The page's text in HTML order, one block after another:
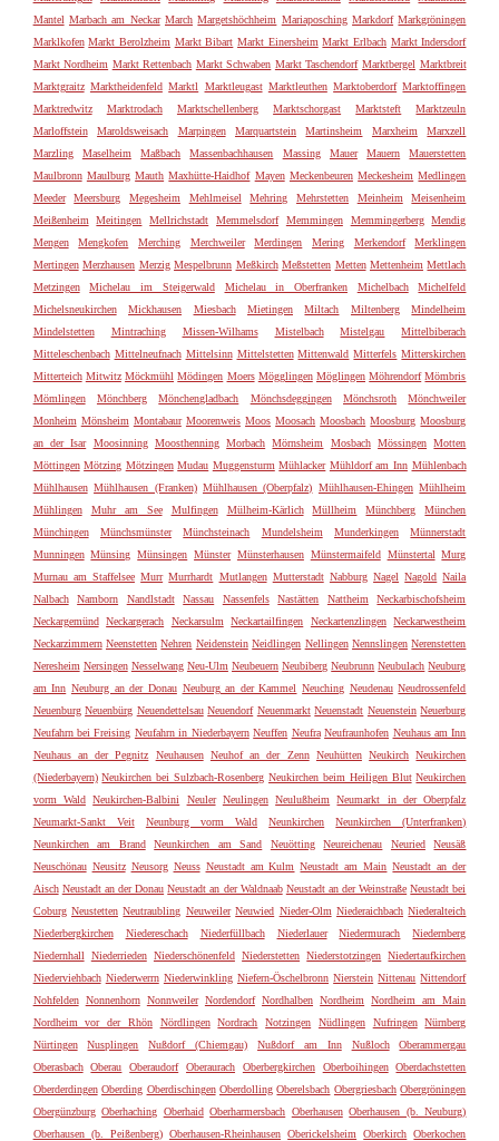
Mantel Marbach am Neckar March Margetshöchheim Mariaposching Markdorf Markgröningen
Marklkofen Markt Berolzheim Markt Bibart Markt Einersheim Markt Erlbach Markt Indersdorf
Markt Nordheim Markt Rettenbach Markt Schwaben Markt Taschendorf Marktbergel Marktbreit
Marktgraitz Marktheidenfeld Marktl Marktleugast Marktleuthen Marktoberdorf Marktoffingen
Marktredwitz
Marktrodach Marktschellenberg Marktschorgast Marktsteft
Marktzeuln
Marloffstein
Maroldsweisach Marpingen Marquartstein Martinsheim Marxheim
Marxzell
Marzling
Maselheim Maßbach Massenbachhausen Massing Mauer Mauern
Mauerstetten
Maulbronn Maulburg Mauth Maxhütte-Haidhof Mayen Meckenbeuren Meckesheim Medlingen
Meeder
Meersburg Megesheim Mehlmeisel Mehring Mehrstetten Meinheim
Meisenheim
Meißenheim
Meitingen Mellrichstadt Memmelsdorf Memmingen Memmingerberg
Mendig
Mengen
Mengkofen Merching Merchweiler Merdingen Mering Merkendorf
Merklingen
Mertingen Merzhausen Merzig Mespelbrunn Meßkirch Meßstetten Metten Mettenheim Mettlach
Metzingen
Michelau im Steigerwald Michelau in Oberfranken Michelbach
Michelfeld
Michelsneukirchen
Mickhausen Miesbach Mietingen Miltach Miltenberg
Mindelheim
Mindelstetten
Mintraching Missen-Wilhams Mistelbach Mistelgau
Mittelbiberach
Mitteleschenbach Mittelneufnach Mittelsinn Mittelstetten Mittenwald Mitterfels Mitterskirchen
Mitterteich Mitwitz Möckmühl Mödingen Moers Mögglingen Möglingen Möhrendorf Mömbris
Mömlingen
Mönchberg Mönchengladbach Mönchsdeggingen Mönchsroth
Mönchweiler
Monheim Mönsheim Montabaur Moorenweis Moos Moosach Moosbach Moosburg Moosburg
an der Isar
Moosinning Moosthenning Morbach Mörnsheim Mosbach Mössingen Motten
Möttingen Mötzing Mötzingen Mudau Muggensturm Mühlacker Mühldorf am Inn Mühlenbach
Mühlhausen Mühlhausen (Franken) Mühlhausen (Oberpfalz) Mühlhausen-Ehingen Mühlheim
Mühlingen
Muhr am See Mulfingen Mülheim-Kärlich Müllheim Münchberg
München
Münchingen
Münchsmünster Münchsteinach Mundelsheim Munderkingen
Münnerstadt
Munningen Münsing Münsingen Münster Münsterhausen Münstermaifeld Münstertal Murg
Murnau am Staffelsee Murr Murrhardt Mutlangen Mutterstadt Nabburg Nagel Nagold Naila
Nalbach
Namborn Nandlstadt Nassau Nassenfels Nastätten Nattheim
Neckarbischofsheim
Neckargemünd Neckargerach Neckarsulm Neckartailfingen Neckartenzlingen Neckarwestheim
Neckarzimmern Neenstetten Nehren Neidenstein Neidlingen Nellingen Nennslingen Nerenstetten
Neresheim Nersingen Nesselwang Neu-Ulm Neubeuern Neubiberg Neubrunn Neubulach Neuburg
am Inn Neuburg an der Donau Neuburg an der Kammel Neuching Neudenau Neudrossenfeld
Neuenburg Neuenbürg Neuendettelsau Neuendorf Neuenmarkt Neuenstadt Neuenstein Neuerburg
Neufahrn bei Freising Neufahrn in Niederbayern Neuffen Neufra Neufraunhofen Neuhaus am Inn
Neuhaus an der Pegnitz
Neuhausen Neuhof an der Zenn Neuhütten Neukirch Neukirchen
(Niederbayern) Neukirchen bei Sulzbach-Rosenberg Neukirchen beim Heiligen Blut Neukirchen
vorm Wald Neukirchen-Balbini Neuler Neulingen Neulußheim
Neumarkt in der Oberpfalz
Neumarkt-Sankt Veit
Neunburg vorm Wald Neunkirchen
Neunkirchen (Unterfranken)
Neunkirchen am Brand
Neunkirchen am Sand Neuötting Neureichenau Neuried
Neusäß
Neuschönau Neusitz Neusorg Neuss Neustadt am Kulm Neustadt am Main Neustadt an der
Aisch Neustadt an der Donau Neustadt an der Waldnaab Neustadt an der Weinstraße Neustadt bei
Coburg Neustetten Neutraubling Neuweiler Neuwied Nieder-Olm Niederaichbach Niederalteich
Niederbergkirchen
Niedereschach Niederfüllbach Niederlauer Niedermurach
Niedernberg
Niedernhall
Niederrieden Niederschönenfeld Niederstetten Niederstotzingen Niedertaufkirchen
Niederviehbach Niederwerrn Niederwinkling Niefern-Öschelbronn Nierstein Nittenau Nittendorf
Nohfelden Nonnenhorn Nonnweiler Nordendorf Nordhalben Nordheim
Nordheim am Main
Nordheim vor der Rhön
Nördlingen Nordrach Notzingen Nüdlingen Nufringen
Nürnberg
Nürtingen
Nusplingen Nußdorf (Chiemgau) Nußdorf am Inn Nußloch
Oberammergau
Oberasbach
Oberau Oberaudorf Oberaurach Oberbergkirchen Oberboihingen
Oberdachstetten
Oberderdingen Oberding Oberdischingen Oberdolling Oberelsbach Obergriesbach Obergröningen
Obergünzburg Oberhaching Oberhaid Oberharmersbach Oberhausen Oberhausen (b. Neuburg)
Oberhausen (b. Peißenberg) Oberhausen-Rheinhausen Oberickelsheim Oberkirch Oberkochen